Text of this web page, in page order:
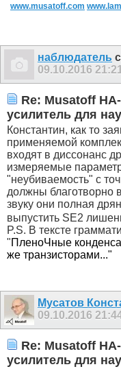
www.musatoff.com
наблюдатель
09.10.2016
Re: Musatoff
усилитель для
Константин, как то
применяемой
входят в диссонанс
измеряемые
"неубиваемость" с
должны благотворно
звуку они полная
выпустить SE2
P.S. В тексте
"ПленоЧные
же транзисторами..."
Мусатов
09.10.2016
Re: Musatoff
усилитель для